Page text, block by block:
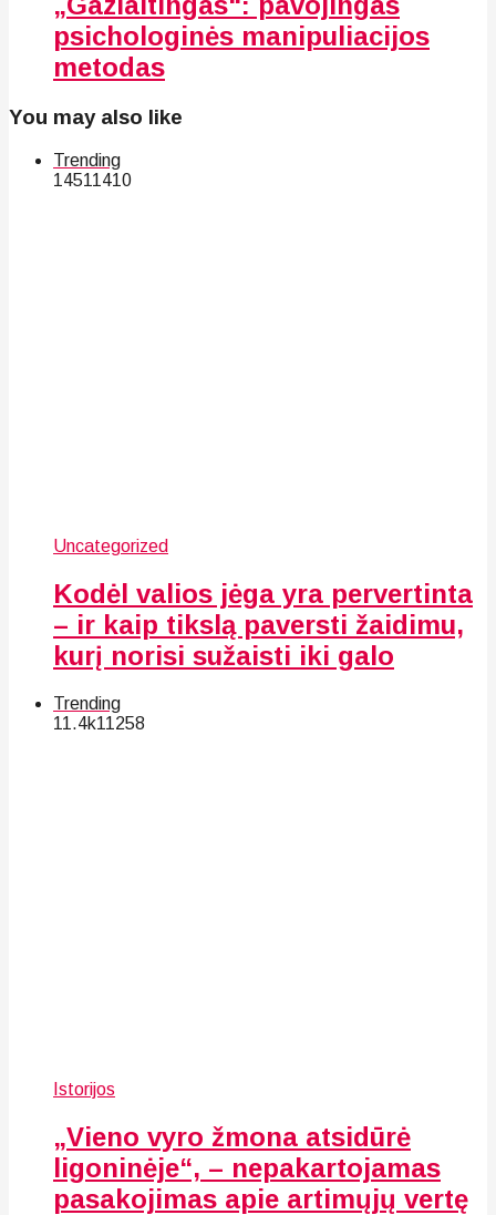
psichologinės manipuliacijos
metodas
You may also like
Trending
14511410
Uncategorized
Kodėl valios jėga yra pervertinta
– ir kaip tikslą paversti žaidimu,
kurį norisi sužaisti iki galo
Trending
11.4k11258
Istorijos
„Vieno vyro žmona atsidūrė
ligoninėje“, – nepakartojamas
pasakojimas apie artimųjų vertę